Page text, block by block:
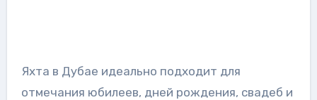
Яхта в Дубае идеально подходит для
отмечания юбилеев, дней рождения, свадеб и